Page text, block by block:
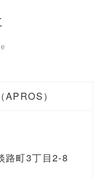
）
路町3丁目2-8